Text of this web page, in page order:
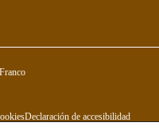
Declaración de accesibilidad